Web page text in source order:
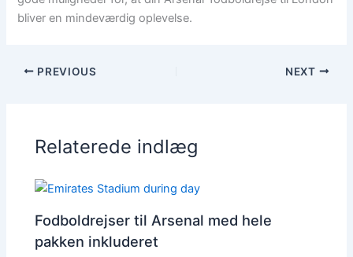
bliver en mindeværdig oplevelse.
PREVIOUS NEXT
Relaterede indlæg
Fodboldrejser til Arsenal med hele
pakken inkluderet